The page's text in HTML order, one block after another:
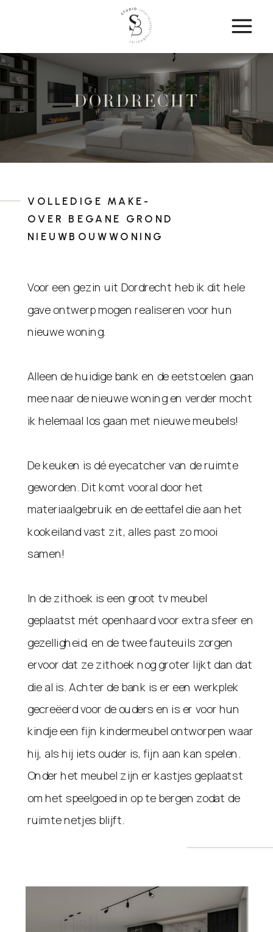
DORDRECHT
VOLLEDIGE MAKE-
OVER BEGANE GROND
NIEUWBOUWWONING
Voor een gezin uit Dordrecht heb ik dit hele
gave ontwerp mogen realiseren voor hun
nieuwe woning.
Alleen de huidige bank en de eetstoelen gaan
mee naar de nieuwe woning en verder mocht
ik helemaal los gaan met nieuwe meubels!
De keuken is dé eyecatcher van de ruimte
geworden. Dit komt vooral door het
materiaalgebruik en de eettafel die aan het
kookeiland vast zit, alles past zo mooi
samen!
In de zithoek is een groot tv meubel
geplaatst mét openhaard voor extra sfeer en
gezelligheid, en de twee fauteuils zorgen
ervoor dat ze zithoek nog groter lijkt dan dat
die al is. Achter de bank is er een werkplek
gecreëerd voor de ouders en is er voor hun
kindje een fijn kindermeubel ontworpen waar
hij, als hij iets ouder is, fijn aan kan spelen.
Onder het meubel zijn er kastjes geplaatst
om het speelgoed in op te bergen zodat de
ruimte netjes blijft.